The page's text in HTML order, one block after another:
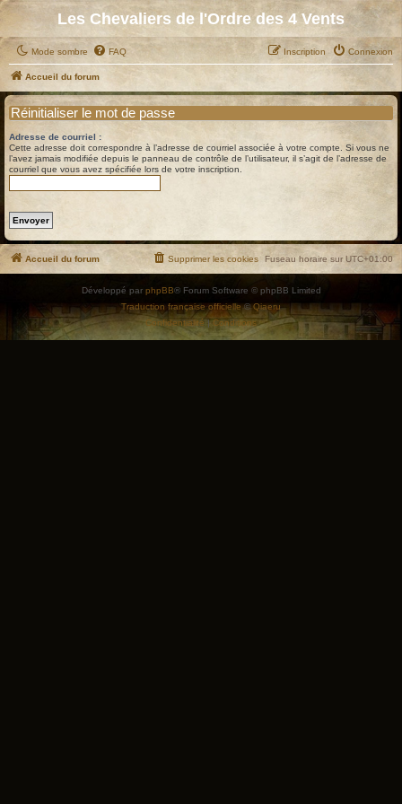
Les Chevaliers de l'Ordre des 4 Vents
Mode sombre FAQ Connexion
Inscription
Accueil du forum
Réinitialiser le mot de passe
Adresse de courriel :
Cette adresse doit correspondre à l’adresse de courriel associée à votre compte. Si vous ne
l’avez jamais modifiée depuis le panneau de contrôle de l’utilisateur, il s’agit de l’adresse de
courriel que vous avez spécifiée lors de votre inscription.
Accueil du forum Fuseau horaire surUTC+01:00
Supprimer les cookies
Développé par phpBB® Forum Software © phpBB Limited
Traduction française officielle©Qiaeru
Confidentialité|Conditions